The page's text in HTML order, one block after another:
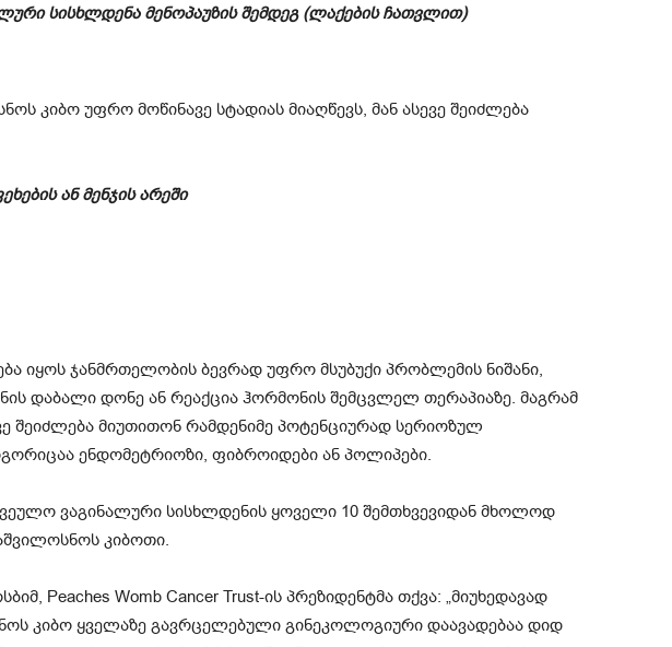
სისხლდენა მენოპაუზის შემდეგ (ლაქების ჩათვლით)
კიბო უფრო მოწინავე სტადიას მიაღწევს, მან ასევე შეიძლება
ან მენჯის არეში
იყოს ჯანმრთელობის ბევრად უფრო მსუბუქი პრობლემის ნიშანი,
დაბალი დონე ან რეაქცია ჰორმონის შემცვლელ თერაპიაზე. მაგრამ
შეიძლება მიუთითონ რამდენიმე პოტენციურად სერიოზულ
ენდომეტრიოზი, ფიბროიდები ან პოლიპები.
ვაგინალური სისხლდენის ყოველი 10 შემთხვევიდან მხოლოდ
კიბოთი.
Peaches Womb Cancer Trust-ის პრეზიდენტმა თქვა: „მიუხედავად
კიბო ყველაზე გავრცელებული გინეკოლოგიური დაავადებაა დიდ